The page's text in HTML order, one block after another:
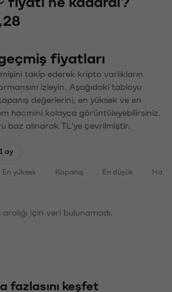
fiyatları
takip ederek kripto varlıkların
izleyin. Aşağıdaki tabloyu
değerlerini, en yüksek ve en
hacmini kolayca görüntüleyebilirsiniz.
baz alınarak TL'ye çevrilmiştir.
1 ay
En yüksek Kapanış En düşük
için veri bulunamadı.
fazlasını keşfet